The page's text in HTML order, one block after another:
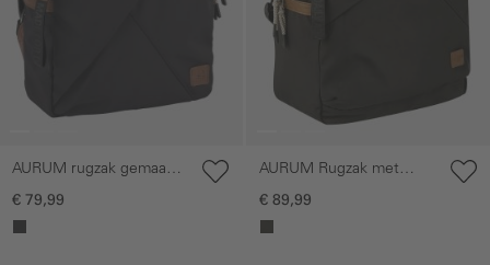
AURUM rugzak gemaakt
van gerecycled nylon
€ 79,99
AURUM Rugzak met
gewatteerd laptopvak
€ 89,99